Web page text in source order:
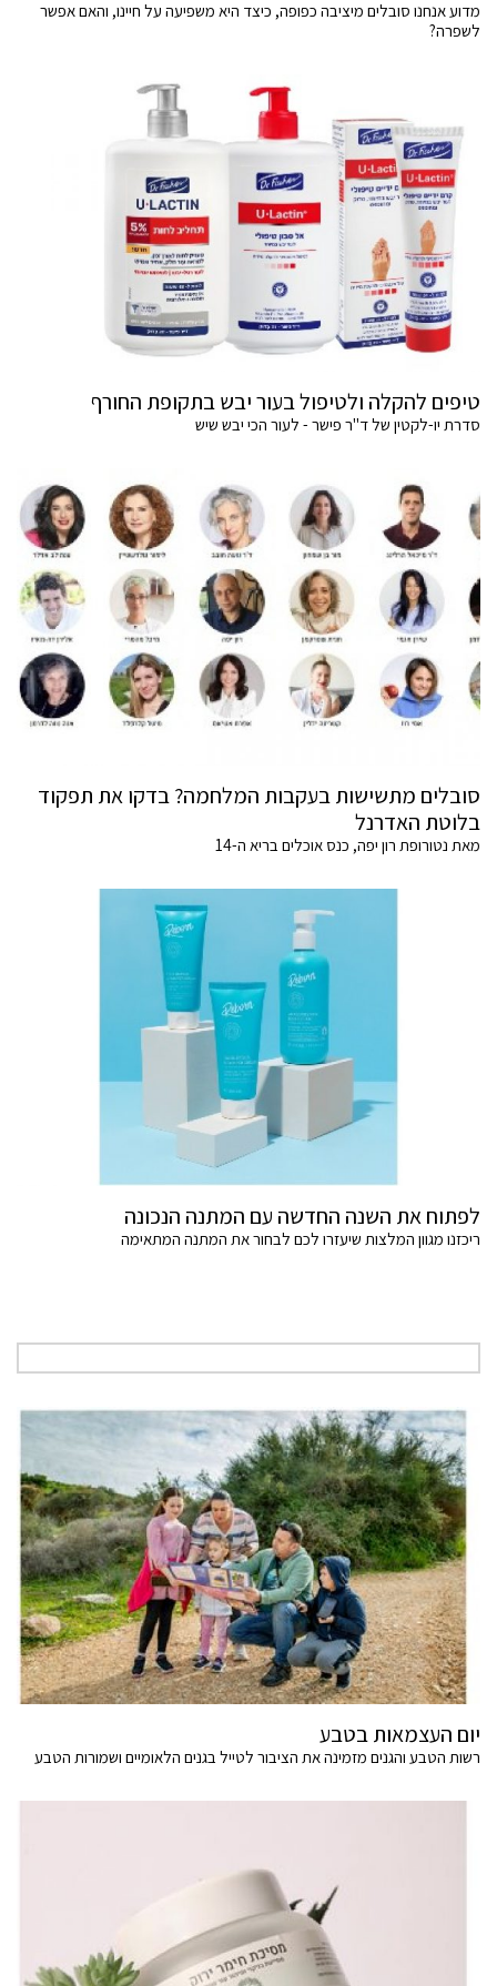
מדוע אנחנו סובלים מיציבה כפופה, כיצד היא משפיעה על חיינו, והאם אפשר
לשפרה?
טיפים להקלה ולטיפול בעור יבש בתקופת החורף
סדרת יו-לקטין של ד"ר פישר - לעור הכי יבש שיש
סובלים מתשישות בעקבות המלחמה? בדקו את תפקוד
בלוטת האדרנל
מאת נטורופת רון יפה, כנס אוכלים בריא ה-14
לפתוח את השנה החדשה עם המתנה הנכונה
ריכזנו מגוון המלצות שיעזרו לכם לבחור את המתנה המתאימה
יום העצמאות בטבע
רשות הטבע והגנים מזמינה את הציבור לטייל בגנים הלאומיים ושמורות הטבע